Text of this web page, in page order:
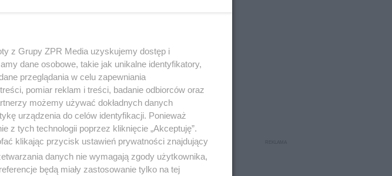
z Grupy ZPR Media uzyskujemy dostęp i
dane osobowe, takie jak unikalne identyfikatory,
przeglądania w celu zapewniania
pomiar reklam i treści, badanie odbiorców oraz
możemy używać dokładnych danych
urządzenia do celów identyfikacji. Ponieważ
z tych technologii poprzez kliknięcie „Akceptuję”.
klikając przycisk ustawień prywatności znajdujący
danych nie wymagają zgody użytkownika,
będą miały zastosowanie tylko na tej